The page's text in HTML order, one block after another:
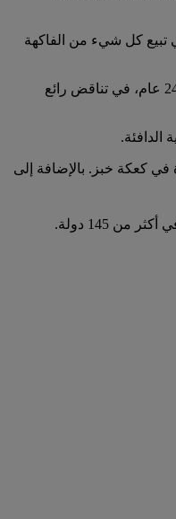
تبيع كل شيء من الفاكهة
لن تكتمل رحلتكم إلى مومباي بدون زيارة منتزه سانجاي غاندي الوطني. يضم المنتزه مزيجا رائعا من النباتات والحيوانات المحلية، إلى جانب كهوف كانهيري التي يعود تاريخها إلى 2400 عام، في تناقض رائع
في كعكة خبز. بالإضافة إلى